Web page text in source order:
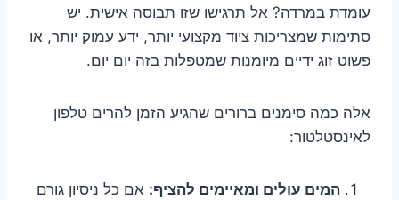
עומדת במרדה? אל תרגישו שזו תבוסה אישית. יש
סתימות שמצריכות ציוד מקצועי יותר, ידע עמוק יותר, או
פשוט זוג ידיים מיומנות שמטפלות בזה יום יום.
אלה כמה סימנים ברורים שהגיע הזמן להרים טלפון
לאינסטלטור:
המים עולים ומאיימים להציף: אם כל ניסיון גורם